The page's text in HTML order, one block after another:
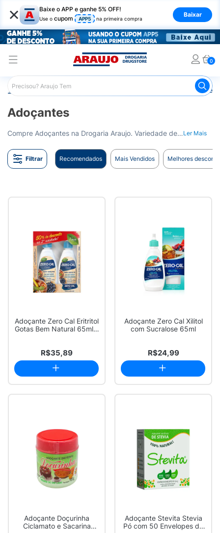
× Baixe o APP e ganhe 5% OFF!
Use o cupom APP5 na primeira compra
Baixar
0
Araujo Nutrição Saudável Adoçantes
Adoçantes
Compre Adoçantes na Drogaria Araujo. Variedade de marcas e tipos para atender às suas necessidades dietéticas. Entrega para todo o Brasil.Ler Mais
Filtrar Recomendados Mais Vendidos Melhores
Adoçante Zero Cal Eritritol
Gotas Bem Natural 65ml 2
R$35,89
Adoçante Zero Cal Xilitol
com Sucralose 65ml
R$24,99
Adoçante Doçurinha
Ciclamato e Sacarina
Adoçante Stevita Stevia
Pó com 50 Envelopes de